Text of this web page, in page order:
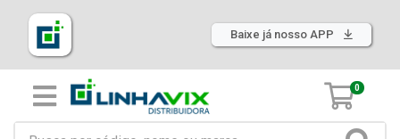
Baixe já nosso APP
0